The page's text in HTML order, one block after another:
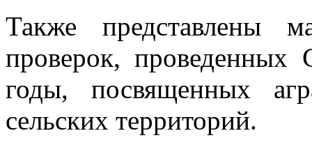
Также представлены
проверок,
годы, посвященных
сельских территорий.